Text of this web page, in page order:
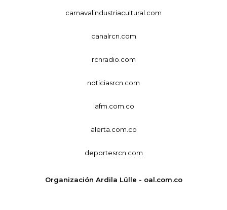
carnavalindustriacultural.com
canalrcn.com
rcnradio.com
noticiasrcn.com
lafm.com.co
alerta.com.co
deportesrcn.com
Organización Ardila Lülle - oal.com.co